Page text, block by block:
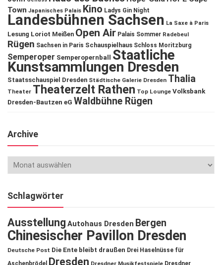
Town Japanisches Palais Kino Ladys Gin Night
Landesbühnen Sachsen La Saxe à Paris
Lesung Loriot Meißen Open Air Palais Sommer Radebeul
Rügen Sachsen in Paris Schauspielhaus Schloss Moritzburg
Semperoper Semperopernball Staatliche
Kunstsammlungen Dresden
Staatsschauspiel Dresden Städtische Galerie Dresden Thalia
Theater Theaterzelt Rathen Top Lounge Volksbank
Dresden-Bautzen eG Waldbühne Rügen
Archive
Schlagwörter
Ausstellung Autohaus Dresden Bergen
Chinesischer Pavillon Dresden
Deutsche Post Die Ente bleibt draußen Drei Haselnüsse für
Dresden